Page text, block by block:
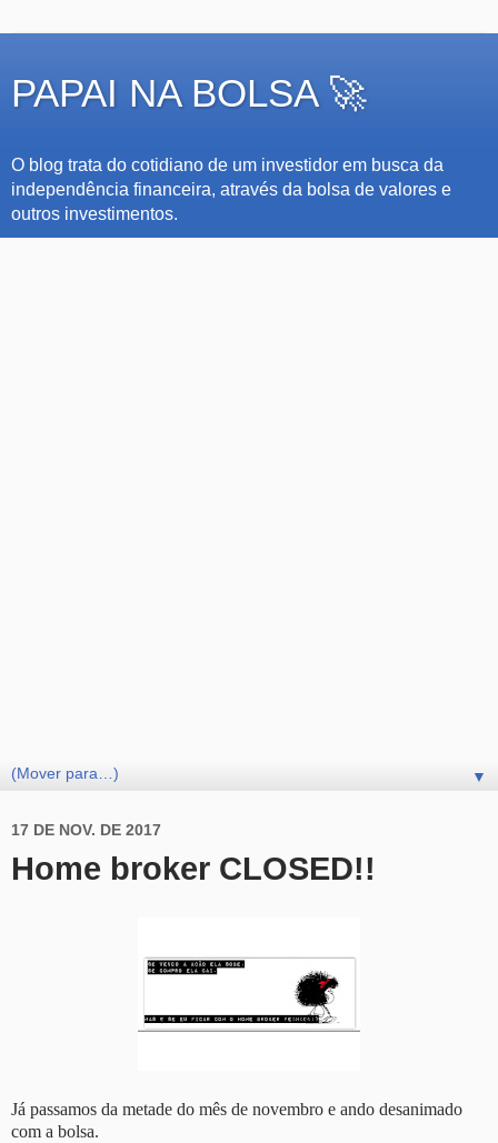
PAPAI NA BOLSA 🚀
O blog trata do cotidiano de um investidor em busca da
independência financeira, através da bolsa de valores e
outros investimentos.
▼
17 DE NOV. DE 2017
Home broker CLOSED!!
Já passamos da metade do mês de novembro e ando desanimado
com a bolsa.